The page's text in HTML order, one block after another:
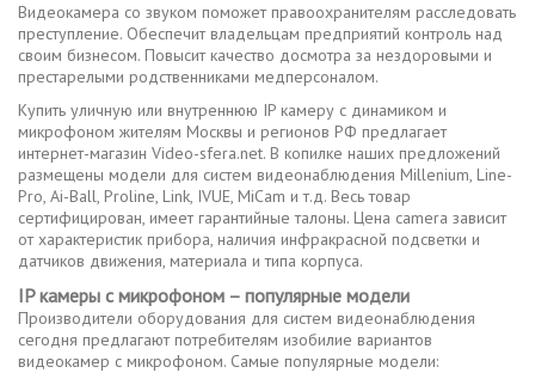
Видеокамера со звуком поможет правоохранителям расследовать
преступление. Обеспечит владельцам предприятий контроль над
своим бизнесом. Повысит качество досмотра за нездоровыми и
престарелыми родственниками медперсоналом.
Купить уличную или внутреннюю IP камеру с динамиком и
микрофоном жителям Москвы и регионов РФ предлагает
интернет-магазин Video-sfera.net. В копилке наших предложений
размещены модели для систем видеонаблюдения Millenium, Line-
Pro, Ai-Ball, Proline, Link, IVUE, MiCam и т.д. Весь товар
сертифицирован, имеет гарантийные талоны. Цена camera зависит
от характеристик прибора, наличия инфракрасной подсветки и
датчиков движения, материала и типа корпуса.
IP камеры с микрофоном – популярные модели
Производители оборудования для систем видеонаблюдения
сегодня предлагают потребителям изобилие вариантов
видеокамер с микрофоном. Самые популярные модели: